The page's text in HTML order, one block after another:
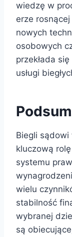
wiedzę w
erze
nowych
osobowych
przekłada
usługi
Biegli sądowi
kluczową
systemu
wielu
stabilność
wybranej
są